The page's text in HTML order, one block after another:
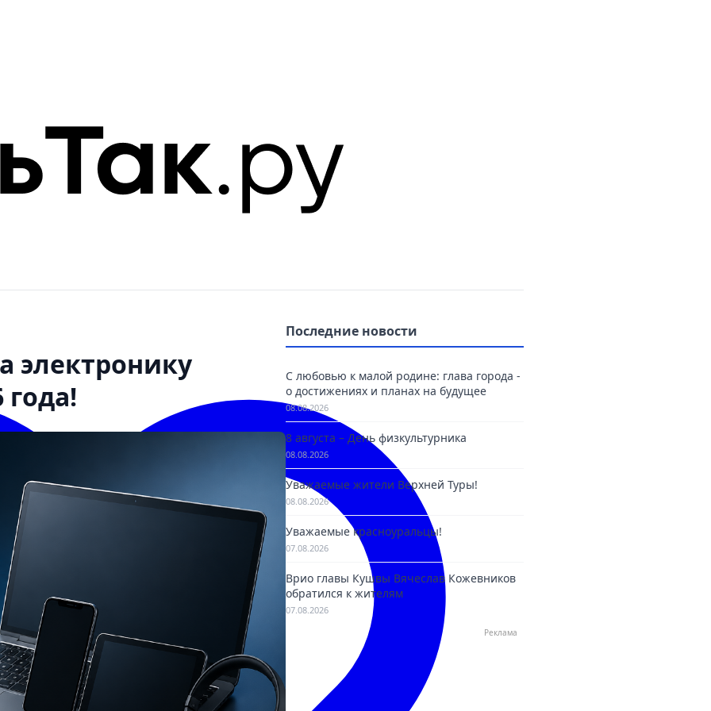
электронику
года!
Последние новости
С любовью к малой родине: глава города -
о достижениях и планах на будущее
08.08.2026
8 августа – День физкультурника
08.08.2026
Уважаемые жители Верхней Туры!
08.08.2026
Уважаемые красноуральцы!
07.08.2026
Врио главы Кушвы Вячеслав Кожевников
обратился к жителям
07.08.2026
Реклама